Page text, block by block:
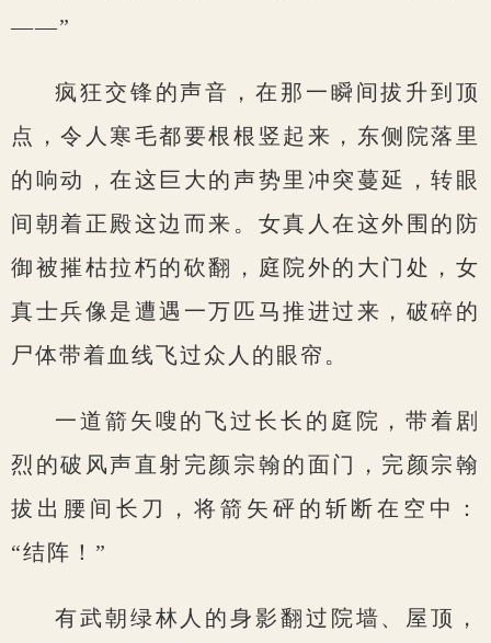
——”
疯狂交锋的声音，在那一瞬间拔升到顶
点，令人寒毛都要根根竖起来，东侧院落里
的响动，在这巨大的声势里冲突蔓延，转眼
间朝着正殿这边而来。女真人在这外围的防
御被摧枯拉朽的砍翻，庭院外的大门处，女
真士兵像是遭遇一万匹马推进过来，破碎的
尸体带着血线飞过众人的眼帘。
一道箭矢嗖的飞过长长的庭院，带着剧
烈的破风声直射完颜宗翰的面门，完颜宗翰
拔出腰间长刀，将箭矢砰的斩断在空中：
“结阵！”
有武朝绿林人的身影翻过院墙、屋顶，